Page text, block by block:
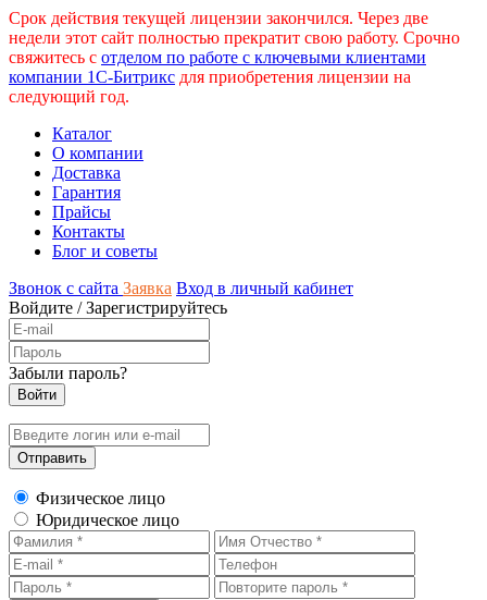
Срок действия текущей лицензии закончился. Через две
недели этот сайт полностью прекратит свою работу. Срочно
свяжитесь с отделом по работе с ключевыми клиентами
компании 1С-Битрикс для приобретения лицензии на
следующий год.
Каталог
О компании
Доставка
Гарантия
Прайсы
Контакты
Блог и советы
Звонок с сайта Заявка Вход в личный кабинет
Войдите /Зарегистрируйтесь
Забыли пароль?
Физическое лицо
Юридическое лицо